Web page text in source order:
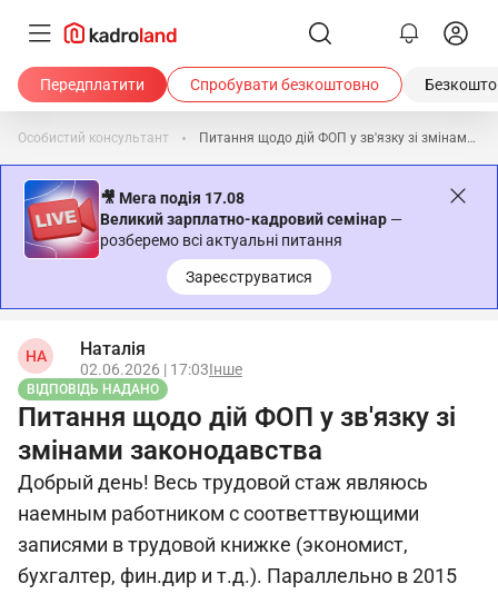
Передплатити Спробувати безкоштовно
Особистий консультант Питання щодо дій ФОП у зв'язку зі змінами законодавства
🎥 Мега подія 17.08
Великий зарплатно-кадровий семінар —
розберемо всі актуальні питання
Зареєструватися
НА Наталія
02.06.2026 | 17:03Інше
ВІДПОВІДЬ НАДАНО
Питання щодо дій ФОП у зв'язку зі
змінами законодавства
Добрый день! Весь трудовой стаж являюсь
наемным работником с соответтвующими
записями в трудовой книжке (экономист,
бухгалтер, фин.дир и т.д.). Параллельно в 2015